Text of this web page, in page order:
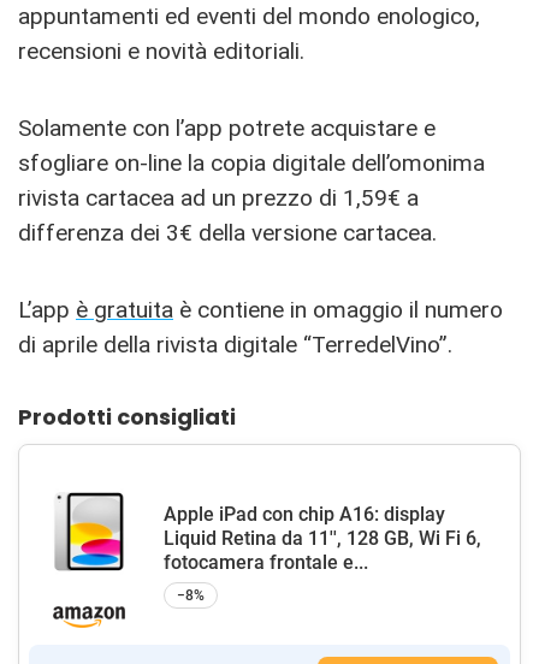
appuntamenti ed eventi del mondo enologico,
recensioni e novità editoriali.
Solamente con l’app potrete acquistare e
sfogliare on-line la copia digitale dell’omonima
rivista cartacea ad un prezzo di 1,59€ a
differenza dei 3€ della versione cartacea.
L’app è gratuita è contiene in omaggio il numero
di aprile della rivista digitale “TerredelVino”.
Prodotti consigliati
Apple iPad con chip A16: display
Liquid Retina da 11'', 128 GB, Wi Fi 6,
fotocamera frontale e...
−8%